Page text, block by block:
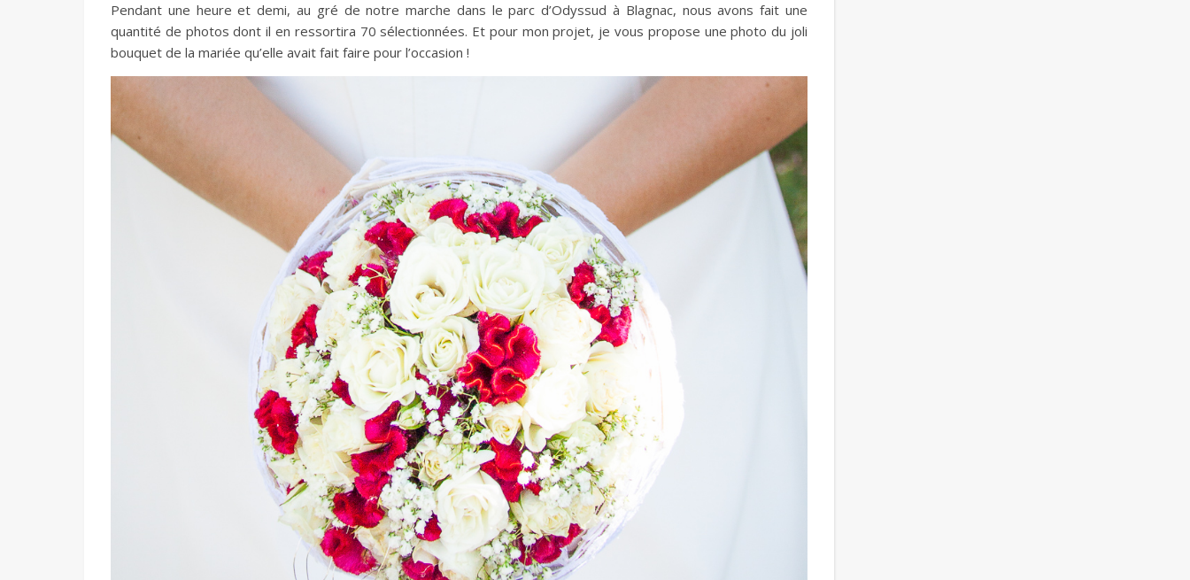
Pendant une heure et demi, au gré de notre marche dans le parc d’Odyssud à Blagnac, nous avons fait une
quantité de photos dont il en ressortira 70 sélectionnées. Et pour mon projet, je vous propose une photo du joli
bouquet de la mariée qu’elle avait fait faire pour l’occasion !